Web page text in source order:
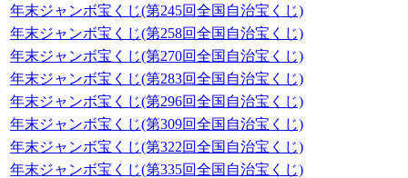
年末ジャンボ宝くじ(第245回全国自治宝くじ)
年末ジャンボ宝くじ(第258回全国自治宝くじ)
年末ジャンボ宝くじ(第270回全国自治宝くじ)
年末ジャンボ宝くじ(第283回全国自治宝くじ)
年末ジャンボ宝くじ(第296回全国自治宝くじ)
年末ジャンボ宝くじ(第309回全国自治宝くじ)
年末ジャンボ宝くじ(第322回全国自治宝くじ)
年末ジャンボ宝くじ(第335回全国自治宝くじ)